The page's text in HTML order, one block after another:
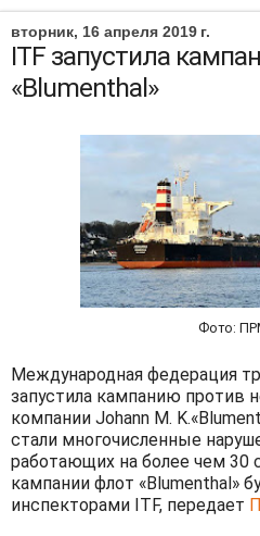
вторник, 16 апреля 2019 г.
ITF запустила
«Blumenthal»
Фото:
Международная федерация
запустила кампанию против
компании Johann M.
стали многочисленные
работающих на более чем 30
кампании флот «Blumenthal»
инспекторами ITF, передает